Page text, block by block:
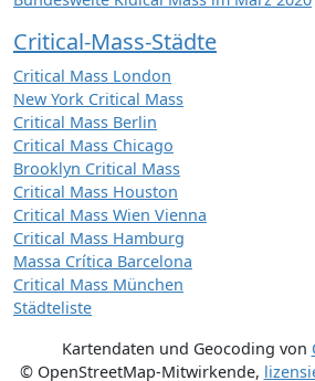
Critical-Mass-Städte
Critical Mass London
New York Critical Mass
Critical Mass Berlin
Critical Mass Chicago
Brooklyn Critical Mass
Critical Mass Houston
Critical Mass Wien Vienna
Critical Mass Hamburg
Massa Crítica Barcelona
Critical Mass München
Städteliste
Kartendaten und Geocoding von
© OpenStreetMap-Mitwirkende,